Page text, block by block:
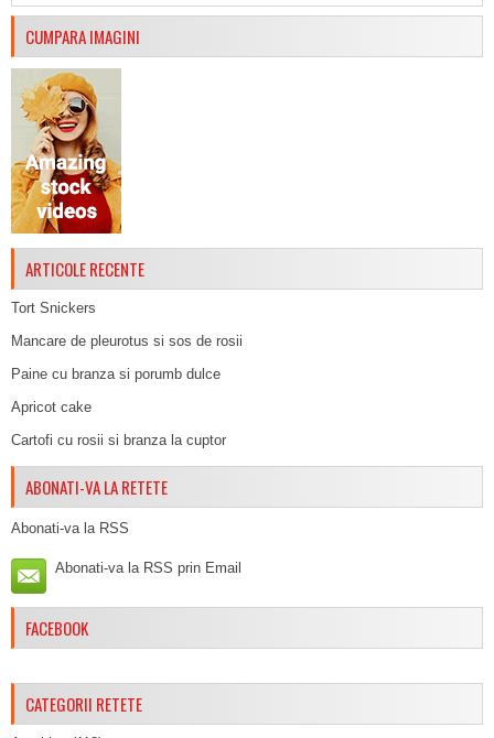
CUMPARA IMAGINI
ARTICOLE RECENTE
Tort Snickers
Mancare de pleurotus si sos de rosii
Paine cu branza si porumb dulce
Apricot cake
Cartofi cu rosii si branza la cuptor
ABONATI-VA LA RETETE
Abonati-va la RSS
Abonati-va la RSS prin Email
FACEBOOK
CATEGORII RETETE